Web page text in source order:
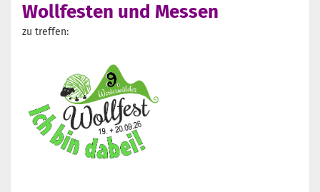
Wollfesten und Messen
zu treffen: